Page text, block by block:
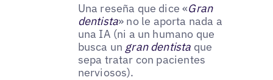
Una reseña que dice «Gran
dentista» no le aporta nada a
una IA (ni a un humano que
busca un gran dentista que
sepa tratar con pacientes
nerviosos).